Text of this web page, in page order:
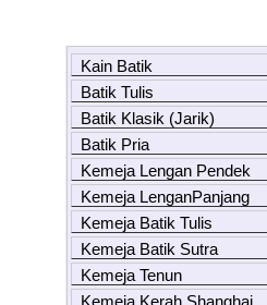
Kain Batik
Batik Tulis
Batik Klasik (Jarik)
Batik Pria
Kemeja Lengan Pendek
Kemeja LenganPanjang
Kemeja Batik Tulis
Kemeja Batik Sutra
Kemeja Tenun
Kemeja Kerah Shanghai